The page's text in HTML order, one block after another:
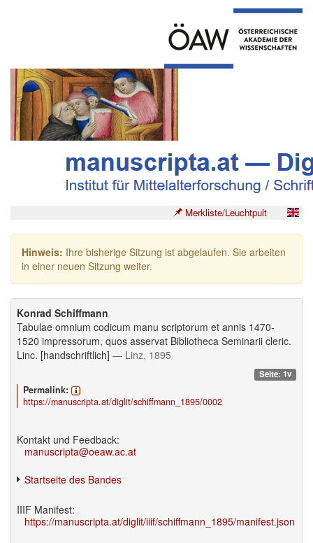
Merkliste/Leuchtpult
Hinweis: Ihre bisherige Sitzung ist abgelaufen. Sie arbeiten
in einer neuen Sitzung weiter.
Konrad Schiffmann
Tabulae omnium codicum manu scriptorum et annis 1470-
1520 impressorum, quos asservat Bibliotheca Seminarii cleric.
Linc. [handschriftlich] — Linz, 1895
Seite: 1v
Permalink:
https://manuscripta.at/diglit/schiffmann_1895/0002
Kontakt und Feedback:
manuscripta@oeaw.ac.at
Startseite des Bandes
IIIF Manifest:
https://manuscripta.at/diglit/iiif/schiffmann_1895/manifest.json